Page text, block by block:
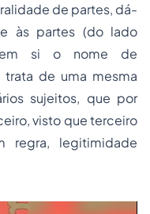
de partes, dá-
às partes (do lado
em si o nome de
trata de uma mesma
sujeitos, que por
visto que terceiro
legitimidade